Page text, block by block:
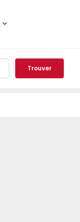
Trouver